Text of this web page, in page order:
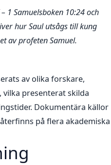
1 Samuelsboken 10:24 och
hur Saul utsågs till kung
av profeten Samuel.
av olika forskare,
presenterat skilda
Dokumentära källor
på flera akademiska